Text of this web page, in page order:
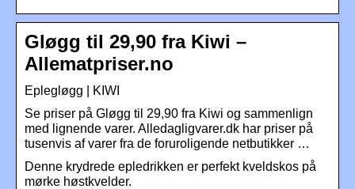
Gløgg til 29,90 fra Kiwi –
Allematpriser.no
Eplegløgg | KIWI
Se priser på Gløgg til 29,90 fra Kiwi og sammenlign
med lignende varer. Alledagligvarer.dk har priser på
tusenvis af varer fra de foruroligende netbutikker …
Denne krydrede epledrikken er perfekt kveldskos på
mørke høstkvelder.